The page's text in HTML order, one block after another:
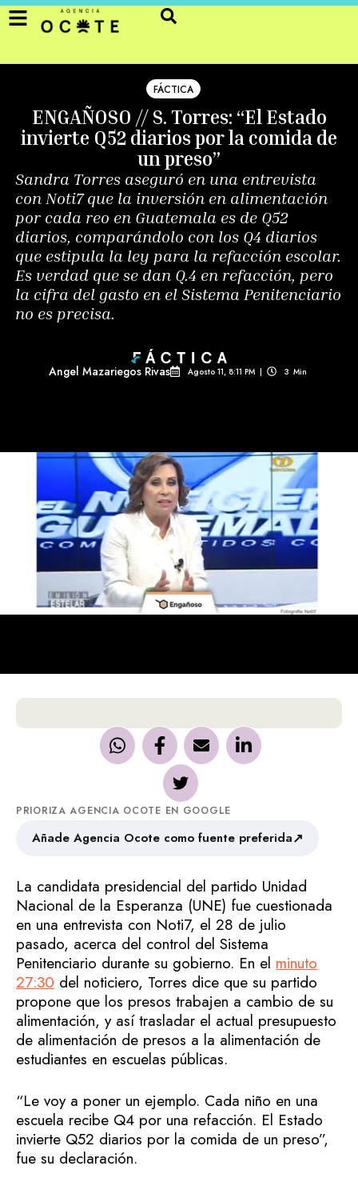
FÁCTICA
ENGAÑOSO // S. Torres: “El Estado
invierte Q52 diarios por la comida de
un preso”
Sandra Torres aseguró en una entrevista
con Noti7 que la inversión en alimentación
por cada reo en Guatemala es de Q52
diarios, comparándolo con los Q4 diarios
que estipula la ley para la refacción escolar.
Es verdad que se dan Q.4 en refacción, pero
la cifra del gasto en el Sistema Penitenciario
no es precisa.
Angel Mazariegos Rivas Agosto 11, 8:11 PM | 3 Min
PRIORIZA AGENCIA OCOTE EN GOOGLE
Añade Agencia Ocote como fuente preferida↗
La candidata presidencial del partido Unidad
Nacional de la Esperanza (UNE) fue cuestionada
en una entrevista con Noti7, el 28 de julio
pasado, acerca del control del Sistema
Penitenciario durante su gobierno. En el minuto
27:30 del noticiero, Torres dice que su partido
propone que los presos trabajen a cambio de su
alimentación, y así trasladar el actual presupuesto
de alimentación de presos a la alimentación de
estudiantes en escuelas públicas.
“Le voy a poner un ejemplo. Cada niño en una
escuela recibe Q4 por una refacción. El Estado
invierte Q52 diarios por la comida de un preso”,
fue su declaración.